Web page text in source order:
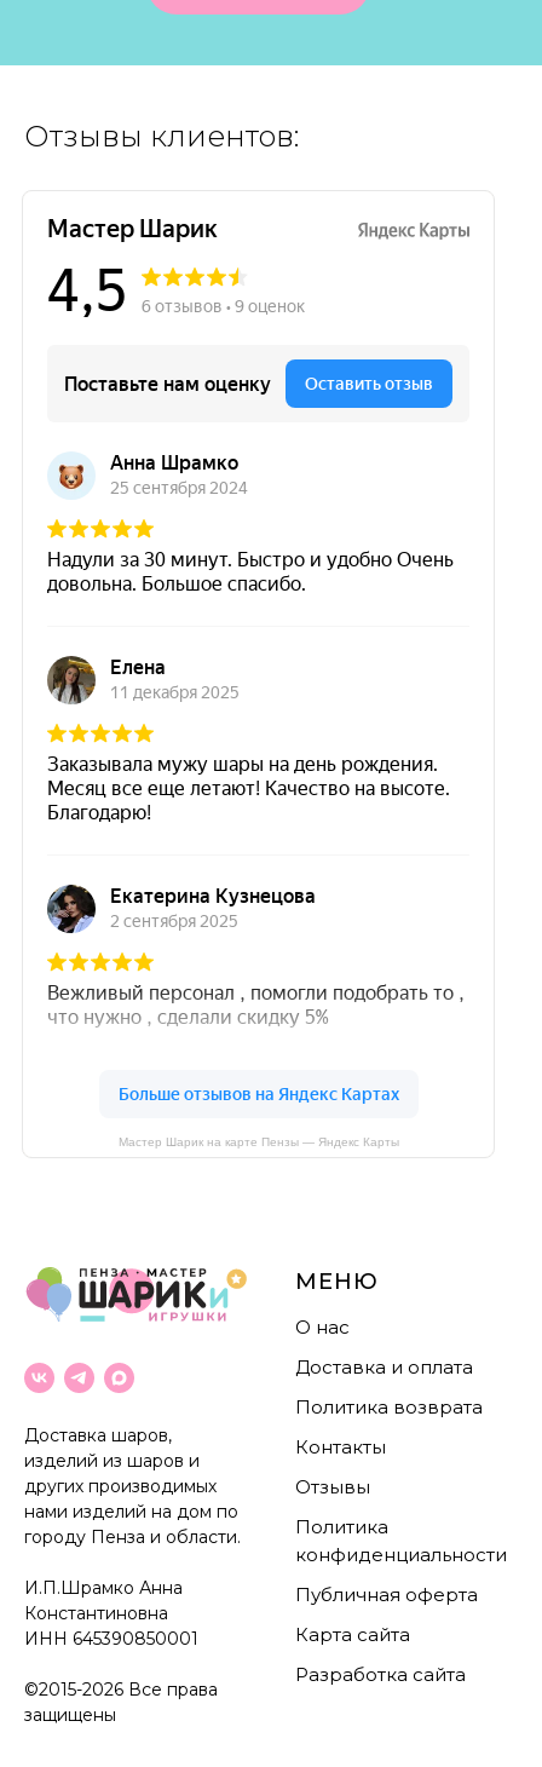
Отзывы клиентов:
Мастер Шарик на карте Пензы — Яндекс Карты
Доставка шаров,
изделий из шаров и
других производимых
нами изделий на дом по
городу Пенза и области.
И.П.Шрамко Анна
Константиновна
ИНН 645390850001
©2015-2026 Все права
защищены
МЕНЮ
О нас
Доставка и оплата
Политика возврата
Контакты
Отзывы
Политика
конфиденциальности
Публичная оферта
Карта сайта
Разработка сайта